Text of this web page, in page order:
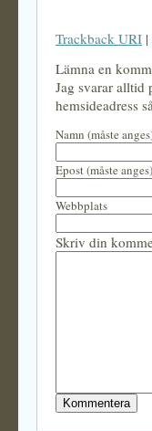
Trackback URI |
Lämna en
Jag svarar alltid
hemsideadress
Namn (måste
Epost (måste anges)
Webbplats
Skriv din